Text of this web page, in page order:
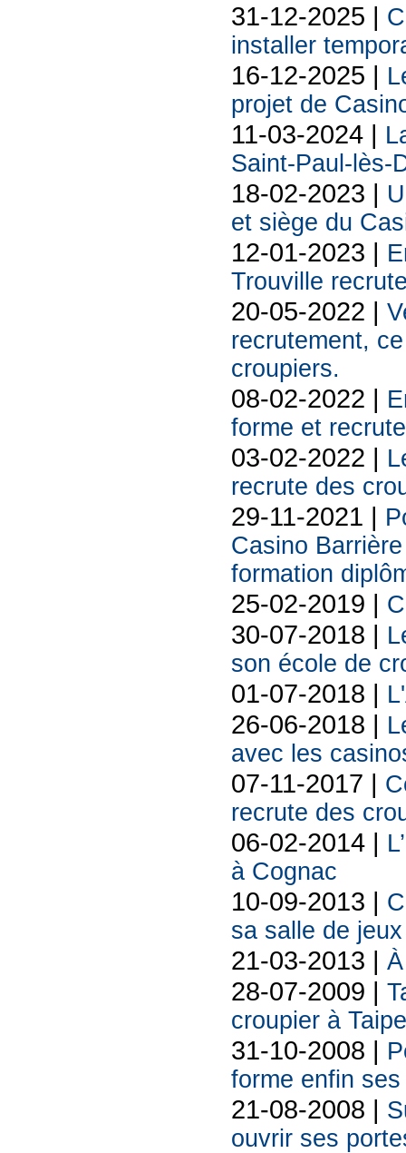
31-12-2025 |
installer
16-12-2025 |
projet de
11-03-2024 |
Saint-Paul-lès-
18-02-2023 |
et siège du
12-01-2023 |
Trouville
20-05-2022 |
recrutement,
croupiers.
08-02-2022 |
forme et
03-02-2022 |
recrute des
29-11-2021 |
Casino
formation
25-02-2019 |
30-07-2018 |
son école de
01-07-2018 |
26-06-2018 |
avec les
07-11-2017 |
recrute des
06-02-2014 |
à Cognac
10-09-2013 |
sa salle de
21-03-2013 |
28-07-2009 |
croupier à
31-10-2008 |
forme enfin
21-08-2008 |
ouvrir ses